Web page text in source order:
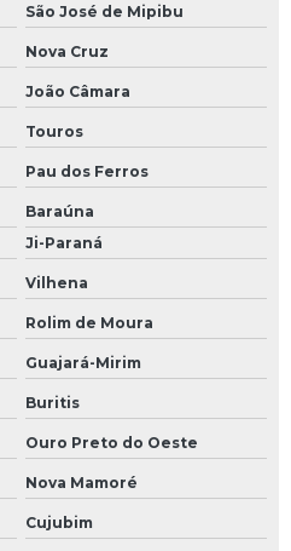
São José de Mipibu
Nova Cruz
João Câmara
Touros
Pau dos Ferros
Baraúna
Ji-Paraná
Vilhena
Rolim de Moura
Guajará-Mirim
Buritis
Ouro Preto do Oeste
Nova Mamoré
Cujubim